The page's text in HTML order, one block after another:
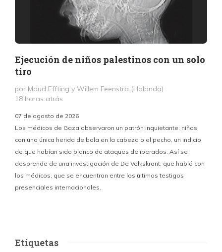
Ejecución de niños palestinos con un solo
tiro
por Maud Effting y Willem Feenstra (Holanda)
18 horas atrás
07 de agosto de 2026
Los médicos de Gaza observaron un patrón inquietante: niños
con una única herida de bala en la cabeza o el pecho, un indicio
de que habían sido blanco de ataques deliberados. Así se
desprende de una investigación de De Volkskrant, que habló con
los médicos, que se encuentran entre los últimos testigos
presenciales internacionales.
Etiquetas